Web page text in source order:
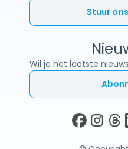
Stuur
Wil je het laatste